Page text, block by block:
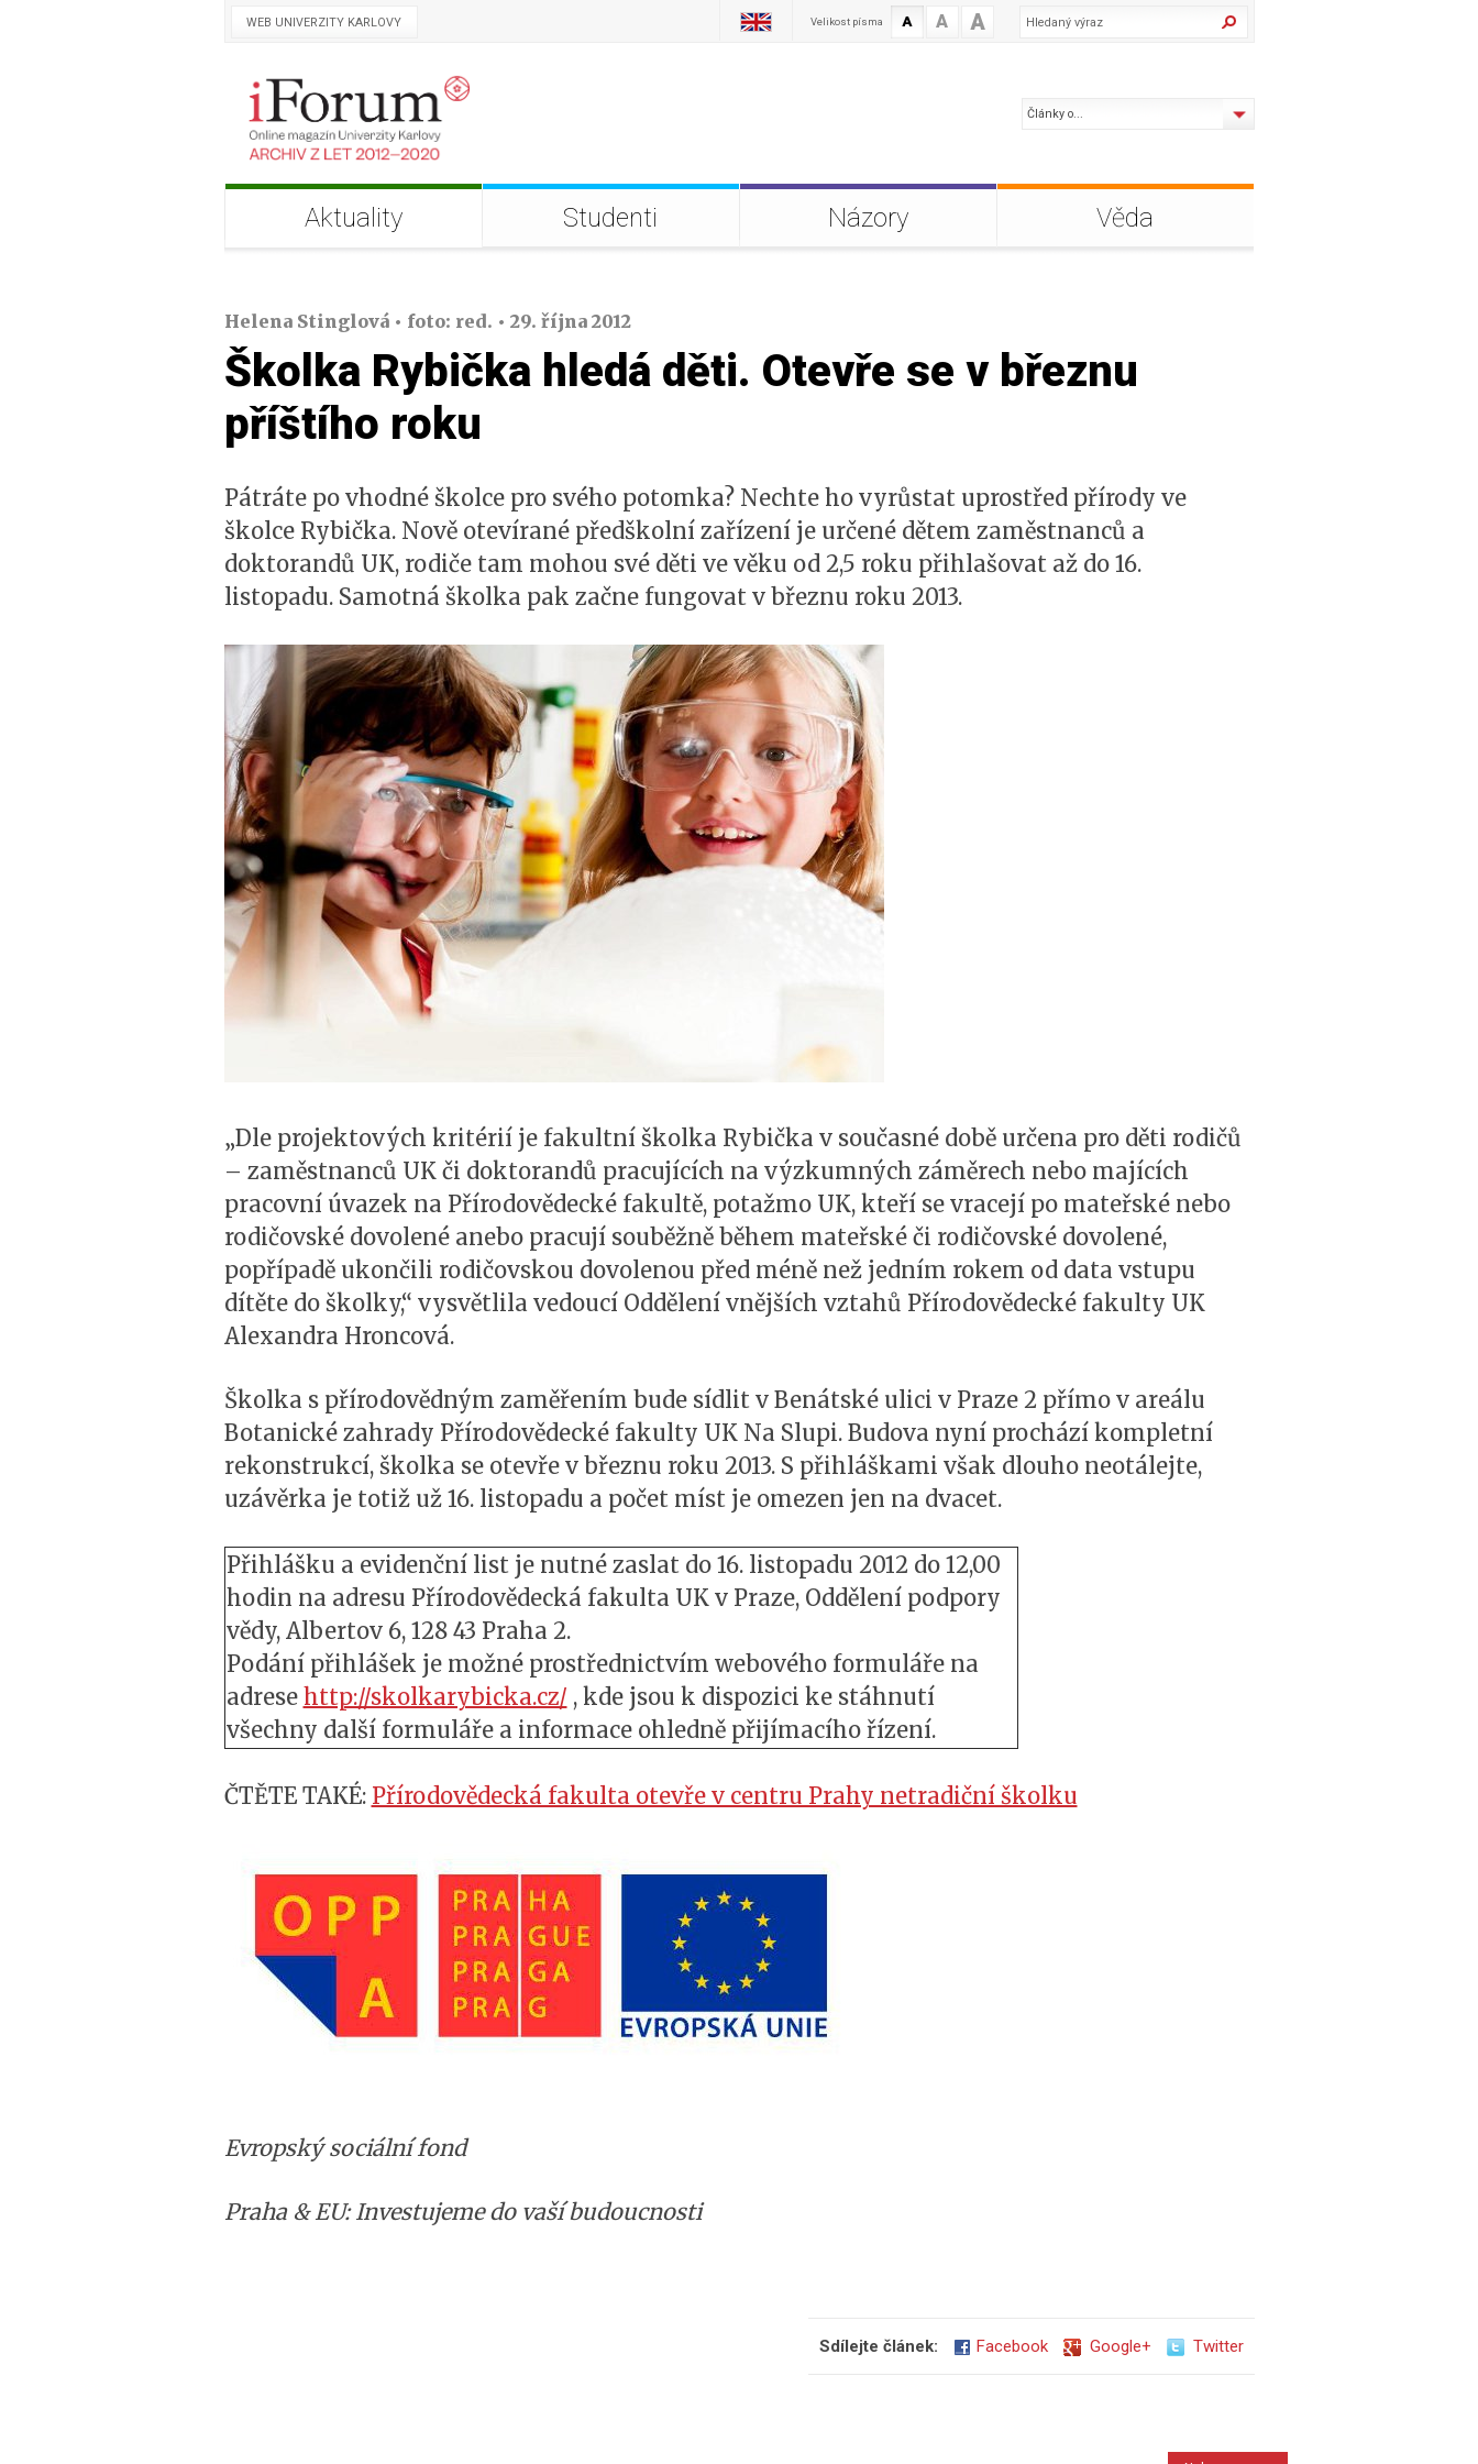
Články o...
Aktuality Studenti Názory Věda
Helena Stinglová • foto: red. • 29. října 2012
Školka Rybička hledá děti. Otevře se v březnu
příštího roku
Pátráte po vhodné školce pro svého potomka? Nechte ho vyrůstat uprostřed přírody ve
školce Rybička. Nově otevírané předškolní zařízení je určené dětem zaměstnanců a
doktorandů UK, rodiče tam mohou své děti ve věku od 2,5 roku přihlašovat až do 16.
listopadu. Samotná školka pak začne fungovat v březnu roku 2013.
„Dle projektových kritérií je fakultní školka Rybička v současné době určena pro děti rodičů
– zaměstnanců UK či doktorandů pracujících na výzkumných záměrech nebo majících
pracovní úvazek na Přírodovědecké fakultě, potažmo UK, kteří se vracejí po mateřské nebo
rodičovské dovolené anebo pracují souběžně během mateřské či rodičovské dovolené,
popřípadě ukončili rodičovskou dovolenou před méně než jedním rokem od data vstupu
dítěte do školky,“ vysvětlila vedoucí Oddělení vnějších vztahů Přírodovědecké fakulty UK
Alexandra Hroncová.
Školka s přírodovědným zaměřením bude sídlit v Benátské ulici v Praze 2 přímo v areálu
Botanické zahrady Přírodovědecké fakulty UK Na Slupi. Budova nyní prochází kompletní
rekonstrukcí, školka se otevře v březnu roku 2013. S přihláškami však dlouho neotálejte,
uzávěrka je totiž už 16. listopadu a počet míst je omezen jen na dvacet.
Přihlášku a evidenční list je nutné zaslat do 16. listopadu 2012 do 12,00
hodin na adresu Přírodovědecká fakulta UK v Praze, Oddělení podpory
vědy, Albertov 6, 128 43 Praha 2.
Podání přihlášek je možné prostřednictvím webového formuláře na
adrese http://skolkarybicka.cz/ , kde jsou k dispozici ke stáhnutí
všechny další formuláře a informace ohledně přijímacího řízení.
ČTĚTE TAKÉ: Přírodovědecká fakulta otevře v centru Prahy netradiční školku
Evropský sociální fond
Praha & EU: Investujeme do vaší budoucnosti
Sdílejte článek: Facebook Google+ Twitter
WEB UNIVERZITY KARLOVY Velikost písma A A A